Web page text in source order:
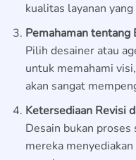
kualitas layanan
Pemahaman tentang
Pilih desainer atau
untuk memahami
akan sangat
Ketersediaan Revisi
Desain bukan proses
mereka